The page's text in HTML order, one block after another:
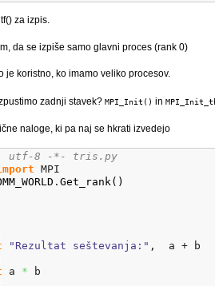
za izpis.
da se izpiše samo glavni proces (rank 0)
je koristno, ko imamo veliko procesov.
zadnji stavek?MPI_Init() in
naloge, ki pa naj se hkrati izvedejo
utf-8 -*- tris.py
MPI
. Get_rank( )
"Rezultat seštevanja:" ,  a + b
a * b